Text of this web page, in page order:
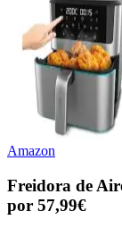
Amazon
Freidora de
por 57,99€